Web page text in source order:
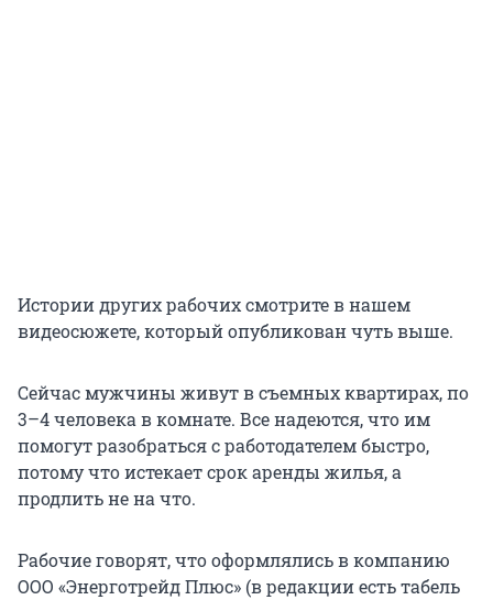
Истории других рабочих смотрите в нашем
видеосюжете, который опубликован чуть выше.
Сейчас мужчины живут в съемных квартирах, по
3–4 человека в комнате. Все надеются, что им
помогут разобраться с работодателем быстро,
потому что истекает срок аренды жилья, а
продлить не на что.
Рабочие говорят, что оформлялись в компанию
ООО «Энерготрейд Плюс» (в редакции есть табель